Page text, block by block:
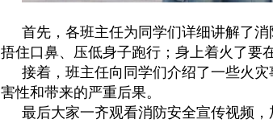
首先，各班主任为同学们详细讲解了
捂住口鼻、压低身子跑行；身上着火了要
接着，班主任向同学们介绍了一些火
害性和带来的严重后果。
最后大家一齐观看消防安全宣传视频